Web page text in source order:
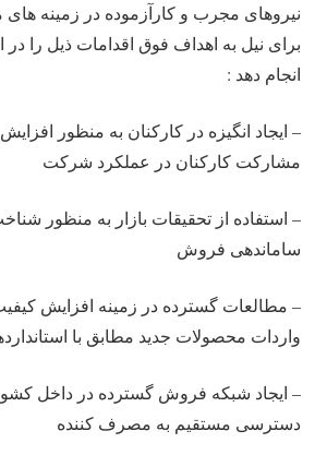
نیروهای مجرب و کارآزموده در زمینه های
برای نیل به اهداف فوق اقدامات ذیل را در
انجام دهد :
– ایجاد انگیزه در کارکنان به منظور
مشارکت کارکنان در عملکرد شرکت
– استفاده از تحقیقات بازار به منظور
ساماندهی فروش
– مطالعات گسترده در زمینه افزایش
واردات محصولات جدید مطابق با
– ایجاد شبکه فروش گسترده در داخل
دسترسی مستقیم به مصرف کننده